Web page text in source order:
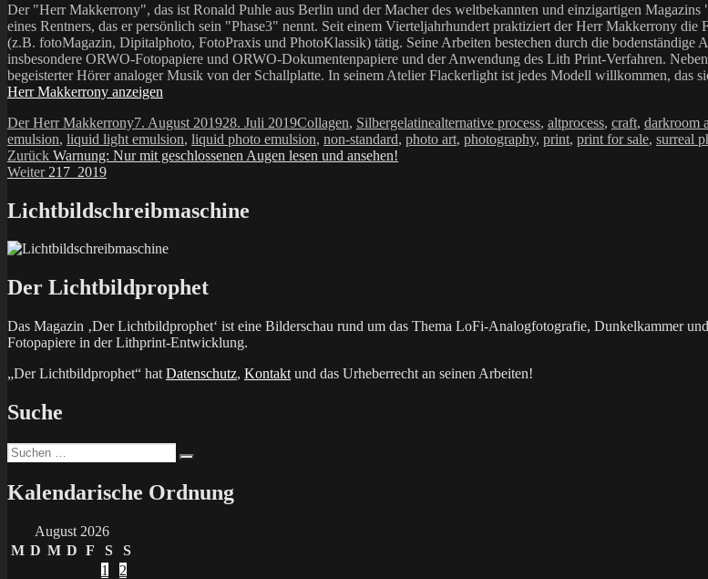
Der "Herr Makkerrony", das ist Ronald Puhle aus Berlin und der Macher des weltbekannten und einzigartigen
eines Rentners, das er persönlich sein "Phase3" nennt. Seit einem Vierteljahrhundert praktiziert der Herr Makkerrony
(z.B. fotoMagazin, Dipitalphoto, FotoPraxis und PhotoKlassik) tätig. Seine Arbeiten bestechen durch die
insbesondere ORWO-Fotopapiere und ORWO-Dokumentenpapiere und der Anwendung des Lith Print-Verfahren.
begeisterter Hörer analoger Musik von der Schallplatte. In seinem Atelier Flackerlight ist jedes Modell willkommen, das
Herr Makkerrony anzeigen
Autor
Der Herr MakkerronyVeröffentlicht
am
7. August 201928. Juli 2019Kategorien
Collagen, SilbergelatineSchlagwörter
alternative process, altprocess, craft, darkroom
emulsion, liquid light emulsion, liquid photo emulsion, non-standard, photo art, photography, print, print for sale, surreal
Beitragsnavigation
Zurück Vorheriger
Beitrag:
Warnung: Nur mit geschlossenen Augen lesen und ansehen!
Weiter Nächster
217_2019
Lichtbildschreibmaschine
Der Lichtbildprophet
Das Magazin ‚Der Lichtbildprophet‘ ist eine Bilderschau rund um das Thema LoFi-Analogfotografie, Dunkelkammer
Fotopapiere in der Lithprint-Entwicklung.
„Der Lichtbildprophet“ hat Datenschutz, Kontakt und das Urheberrecht an seinen Arbeiten!
Suche
Suchen
nach:
Kalendarische Ordnung
August 2026
M D M D F S
S
1
2